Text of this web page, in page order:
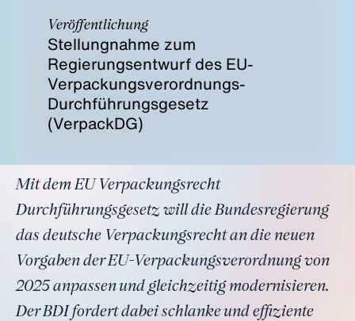
Veröffentlichung
Stellungnahme zum
Regierungsentwurf des EU-
Verpackungsverordnungs-
Durchführungsgesetz
(VerpackDG)
Mit dem EU Verpackungsrecht
Durchführungsgesetz will die Bundesregierung
das deutsche Verpackungsrecht an die neuen
Vorgaben der EU-Verpackungsverordnung von
2025 anpassen und gleichzeitig modernisieren.
Der BDI fordert dabei schlanke und effiziente